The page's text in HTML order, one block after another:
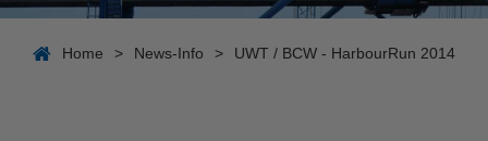
Home > News-Info > UWT / BCW - HarbourRun 2014